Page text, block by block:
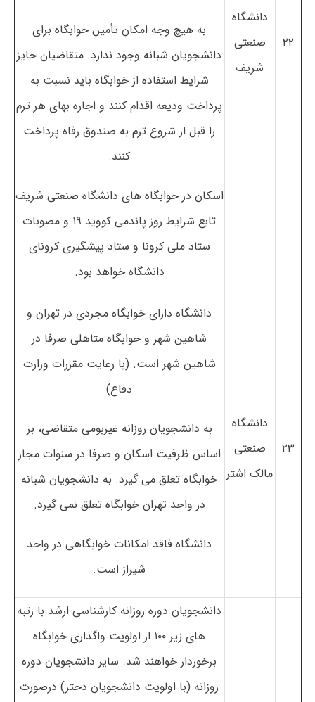
۲۲
دانشگاه
صنعتی
شریف
به هیچ وجه امکان تأمین خوابگاه برای
دانشجویان شبانه وجود ندارد. متقاضیان حایز
شرایط استفاده از خوابگاه باید نسبت به
پرداخت ودیعه اقدام کنند و اجاره بهای هر ترم
را قبل از شروع ترم به صندوق رفاه پرداخت
کنند.
اسکان در خوابگاه های دانشگاه صنعتی شریف
تابع شرایط روز پاندمی کووید ۱۹ و مصوبات
ستاد ملی کرونا و ستاد پیشگیری کرونای
دانشگاه خواهد بود.
۲۳
دانشگاه
صنعتی
مالک اشتر
دانشگاه دارای خوابگاه مجردی در تهران و
شاهین شهر و خوابگاه متاهلی صرفا در
شاهین شهر است. (با رعایت مقررات وزارت
دفاع)
به دانشجویان روزانه غیربومی متقاضی، بر
اساس ظرفیت اسکان و صرفا در سنوات مجاز
خوابگاه تعلق می گیرد. به دانشجویان شبانه
در واحد تهران خوابگاه تعلق نمی گیرد.
دانشگاه فاقد امکانات خوابگاهی در واحد
شیراز است.
دانشجویان دوره روزانه کارشناسی ارشد با رتبه
های زیر ۱۰۰ از اولویت واگذاری خوابگاه
برخوردار خواهند شد. سایر دانشجویان دوره
روزانه (با اولویت دانشجویان دختر) درصورت